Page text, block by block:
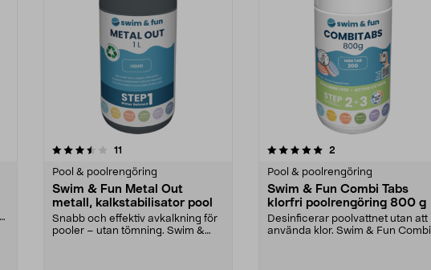
11
Pool & poolrengöring
Swim & Fun Metal Out
metall, kalkstabilisator pool
Snabb och effektiv avkalkning för
pooler – utan tömning. Swim &
5.0 av 5 stjärnor 2
Pool & poolrengöring
Swim & Fun Combi Tabs
klorfri poolrengöring 800 g
Desinficerar poolvattnet utan att
använda klor. Swim & Fun Combi
5.0 av 5 stjärnor